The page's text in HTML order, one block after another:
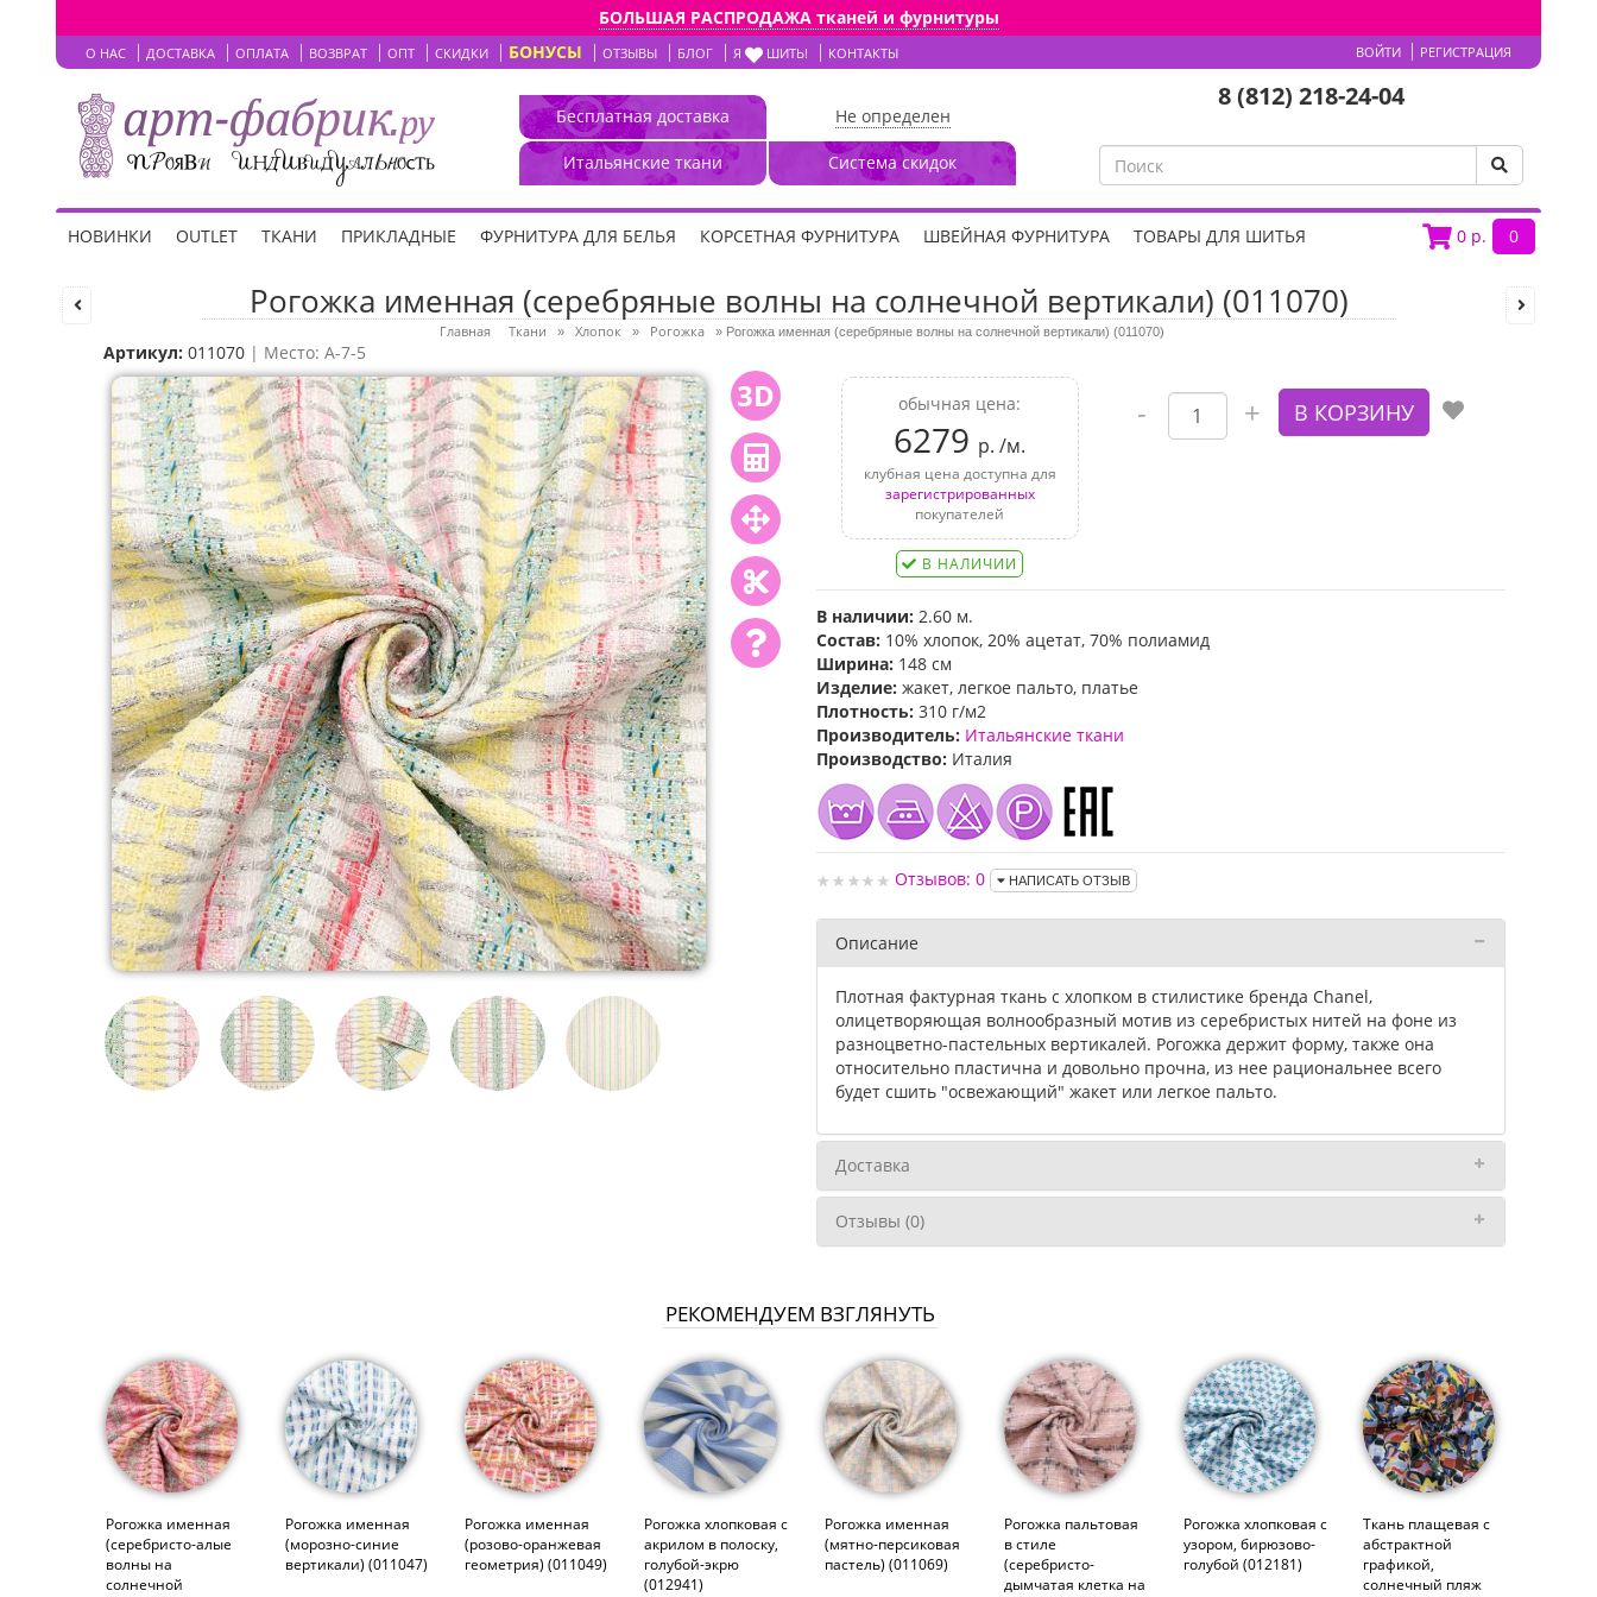
БОЛЬШАЯ РАСПРОДАЖА тканей и фурнитуры
О НАС ДОСТАВКА ОПЛАТА ВОЗВРАТ ОПТ СКИДКИ БОНУСЫ ОТЗЫВЫ БЛОГ Я ШИТЬ! КОНТАКТЫ ВОЙТИ РЕГИСТРАЦИЯ
Бесплатная доставка
Итальянские ткани
Не определен
Система скидок
8 (812) 218-24-04
0 р. 0
НОВИНКИ OUTLET ТКАНИ ПРИКЛАДНЫЕ ФУРНИТУРА ДЛЯ БЕЛЬЯ КОРСЕТНАЯ ФУРНИТУРА ШВЕЙНАЯ ФУРНИТУРА ТОВАРЫ ДЛЯ ШИТЬЯ
Рогожка именная (серебряные волны на солнечной вертикали) (011070)
Главная Ткани » Хлопок » Рогожка » Рогожка именная (серебряные волны на солнечной вертикали) (011070)
Артикул: 011070 | Место: A-7-5
3D обычная цена:
6279 р. /м.
клубная цена доступна для
зарегистрированных
покупателей
В НАЛИЧИИ
В наличии: 2.60 м.
Состав: 10% хлопок, 20% ацетат, 70% полиамид
Ширина: 148 см
Изделие: жакет, легкое пальто, платье
Плотность: 310 г/м2
Производитель: Итальянские ткани
Производство: Италия
Отзывов: 0 НАПИСАТЬ ОТЗЫВ
Описание
Плотная фактурная ткань с хлопком в стилистике бренда Chanel,
олицетворяющая волнообразный мотив из серебристых нитей на фоне из
разноцветно-пастельных вертикалей. Рогожка держит форму, также она
относительно пластична и довольно прочна, из нее рациональнее всего
будет сшить "освежающий" жакет или легкое пальто.
Доставка
Отзывы (0)
РЕКОМЕНДУЕМ ВЗГЛЯНУТЬ
Рогожка именная
(серебристо-алые
волны на
солнечной
Рогожка именная
(морозно-синие
вертикали) (011047)
Рогожка именная
(розово-оранжевая
геометрия) (011049)
Рогожка хлопковая с
акрилом в полоску,
голубой-экрю
(012941)
Рогожка именная
(мятно-персиковая
пастель) (011069)
Рогожка пальтовая
в стиле
(серебристо-
дымчатая клетка на
Рогожка хлопковая с
узором, бирюзово-
голубой (012181)
Ткань плащевая с
абстрактной
графикой,
солнечный пляж